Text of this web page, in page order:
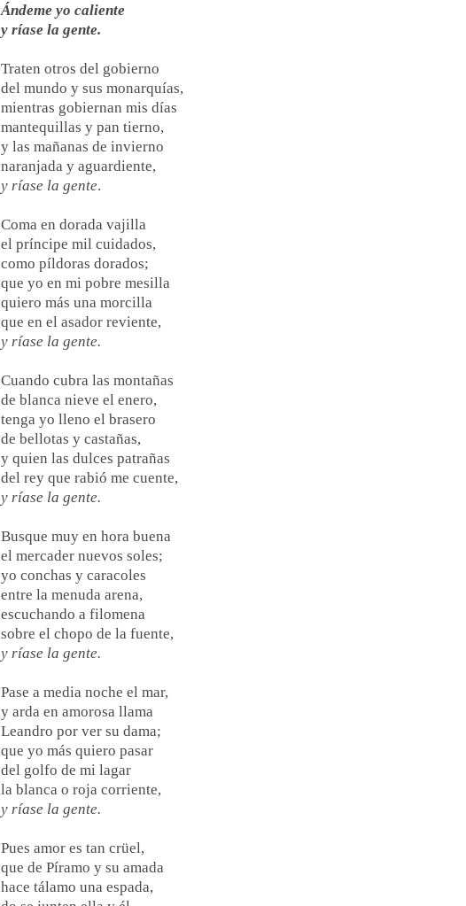
Ándeme yo caliente
y ríase la gente.
Traten otros del gobierno
del mundo y sus monarquías,
mientras gobiernan mis días
mantequillas y pan tierno,
y las mañanas de invierno
naranjada y aguardiente,
y ríase la gente.
Coma en dorada vajilla
el príncipe mil cuidados,
como píldoras dorados;
que yo en mi pobre mesilla
quiero más una morcilla
que en el asador reviente,
y ríase la gente.
Cuando cubra las montañas
de blanca nieve el enero,
tenga yo lleno el brasero
de bellotas y castañas,
y quien las dulces patrañas
del rey que rabió me cuente,
y ríase la gente.
Busque muy en hora buena
el mercader nuevos soles;
yo conchas y caracoles
entre la menuda arena,
escuchando a filomena
sobre el chopo de la fuente,
y ríase la gente.
Pase a media noche el mar,
y arda en amorosa llama
Leandro por ver su dama;
que yo más quiero pasar
del golfo de mi lagar
la blanca o roja corriente,
y ríase la gente.
Pues amor es tan crüel,
que de Píramo y su amada
hace tálamo una espada,